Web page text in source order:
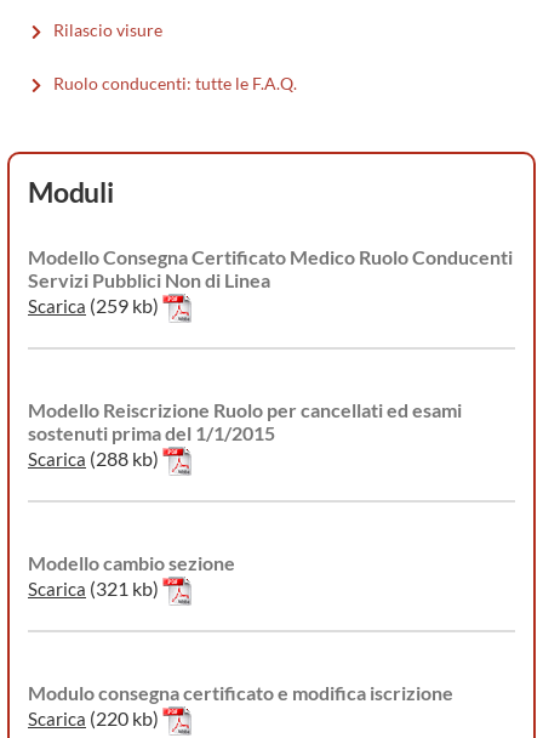
Rilascio visure
Ruolo conducenti: tutte le F.A.Q.
Moduli
Modello Consegna Certificato Medico Ruolo Conducenti
Servizi Pubblici Non di Linea
Scarica (259 kb)
Modello Reiscrizione Ruolo per cancellati ed esami
sostenuti prima del 1/1/2015
Scarica (288 kb)
Modello cambio sezione
Scarica (321 kb)
Modulo consegna certificato e modifica iscrizione
Scarica (220 kb)